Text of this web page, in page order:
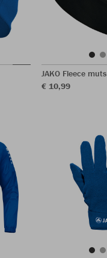
JAKO Fleece muts
€ 10,99